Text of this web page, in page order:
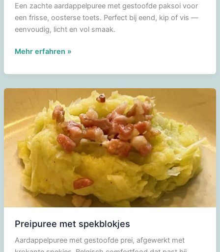
Een zachte aardappelpuree met gestoofde paksoi voor
een frisse, oosterse toets. Perfect bij eend, kip of vis —
eenvoudig, licht en vol smaak.
Paksoipuree
Mehr erfahren »
Preipuree met spekblokjes
Aardappelpuree met gestoofde prei, afgewerkt met